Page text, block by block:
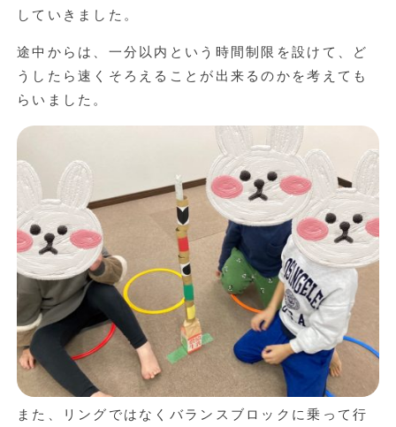
していきました。
途中からは、一分以内という時間制限を設けて、ど
うしたら速くそろえることが出来るのかを考えても
らいました。
また、リングではなくバランスブロックに乗って行